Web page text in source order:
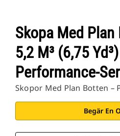
Skopa Med Plan
5,2 M³ (6,75 Yd³) I
Performance-
Skopor Med Plan Botten –
Begär En